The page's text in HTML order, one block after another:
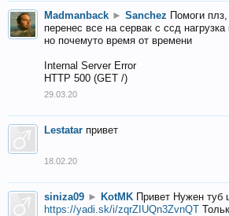
Madmanback ► Sanchez Помоги плз,
перенес все на сервак с ссд
но почемуто время от времени
Internal Server Error
HTTP 500 (GET /)
29.03.20
Lestatar привет
18.02.20
siniza09 ► KotMK Привет Нужен туб
https://yadi.sk/i/zqrZIUQn3ZvnQT